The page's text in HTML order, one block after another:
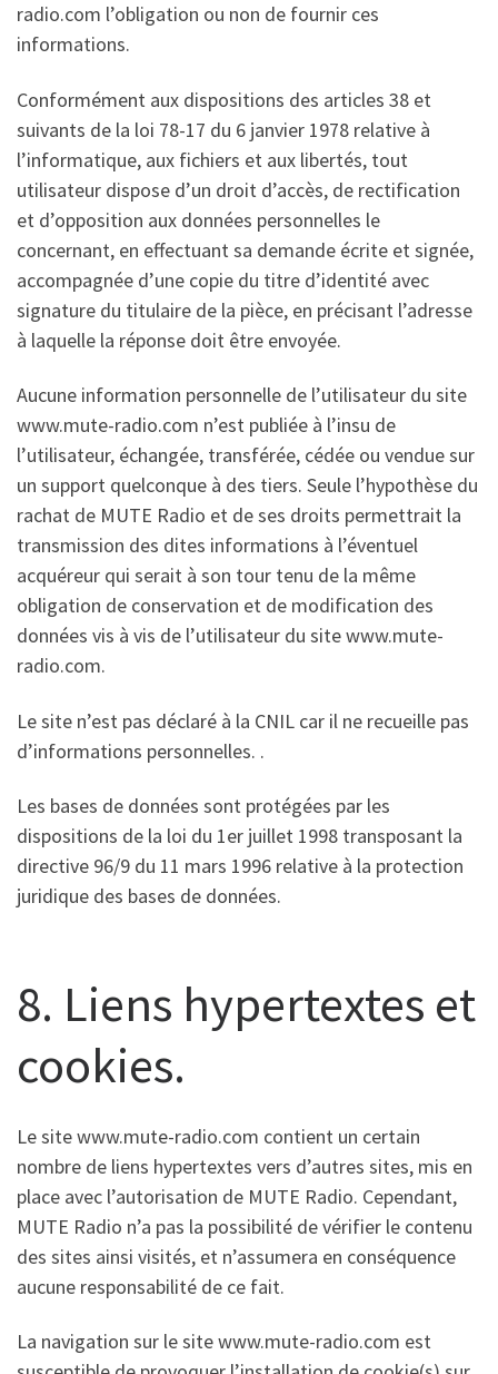
radio.com l’obligation ou non de fournir ces
informations.
Conformément aux dispositions des articles 38 et
suivants de la loi 78-17 du 6 janvier 1978 relative à
l’informatique, aux fichiers et aux libertés, tout
utilisateur dispose d’un droit d’accès, de rectification
et d’opposition aux données personnelles le
concernant, en effectuant sa demande écrite et signée,
accompagnée d’une copie du titre d’identité avec
signature du titulaire de la pièce, en précisant l’adresse
à laquelle la réponse doit être envoyée.
Aucune information personnelle de l’utilisateur du site
www.mute-radio.com n’est publiée à l’insu de
l’utilisateur, échangée, transférée, cédée ou vendue sur
un support quelconque à des tiers. Seule l’hypothèse du
rachat de MUTE Radio et de ses droits permettrait la
transmission des dites informations à l’éventuel
acquéreur qui serait à son tour tenu de la même
obligation de conservation et de modification des
données vis à vis de l’utilisateur du site www.mute-
radio.com.
Le site n’est pas déclaré à la CNIL car il ne recueille pas
d’informations personnelles. .
Les bases de données sont protégées par les
dispositions de la loi du 1er juillet 1998 transposant la
directive 96/9 du 11 mars 1996 relative à la protection
juridique des bases de données.
8. Liens hypertextes et
cookies.
Le site www.mute-radio.com contient un certain
nombre de liens hypertextes vers d’autres sites, mis en
place avec l’autorisation de MUTE Radio. Cependant,
MUTE Radio n’a pas la possibilité de vérifier le contenu
des sites ainsi visités, et n’assumera en conséquence
aucune responsabilité de ce fait.
La navigation sur le site www.mute-radio.com est